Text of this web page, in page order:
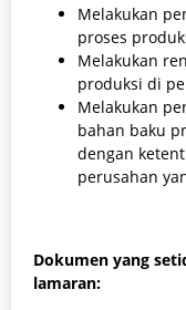
Melakukan
proses
Melakukan
produksi di
Melakukan
bahan baku
dengan
perusahan
Dokumen yang
lamaran: